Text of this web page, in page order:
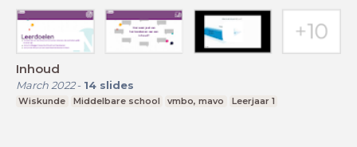
Inhoud
March 2022- 14 slides
Wiskunde Middelbare school vmbo, mavo Leerjaar 1